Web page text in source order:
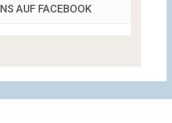
AUF FACEBOOK